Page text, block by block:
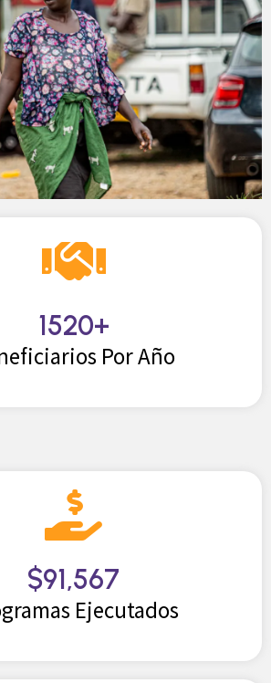
1520+
Por Año
$91,567
Ejecutados